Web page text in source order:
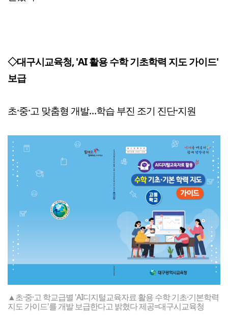
◇대구시교육청, 'AI 활용 수학 기초학력 지도 가이드'
보급
초·중·고 맞춤형 개발…학습 부진 조기 진단·지원
▲초·중·고 학교급별 'AI디지털교육자료 활용 수학 기초·기본학력
지도 가이드'를 개발 보급한다고 밝혔다 제공=대구시교육청